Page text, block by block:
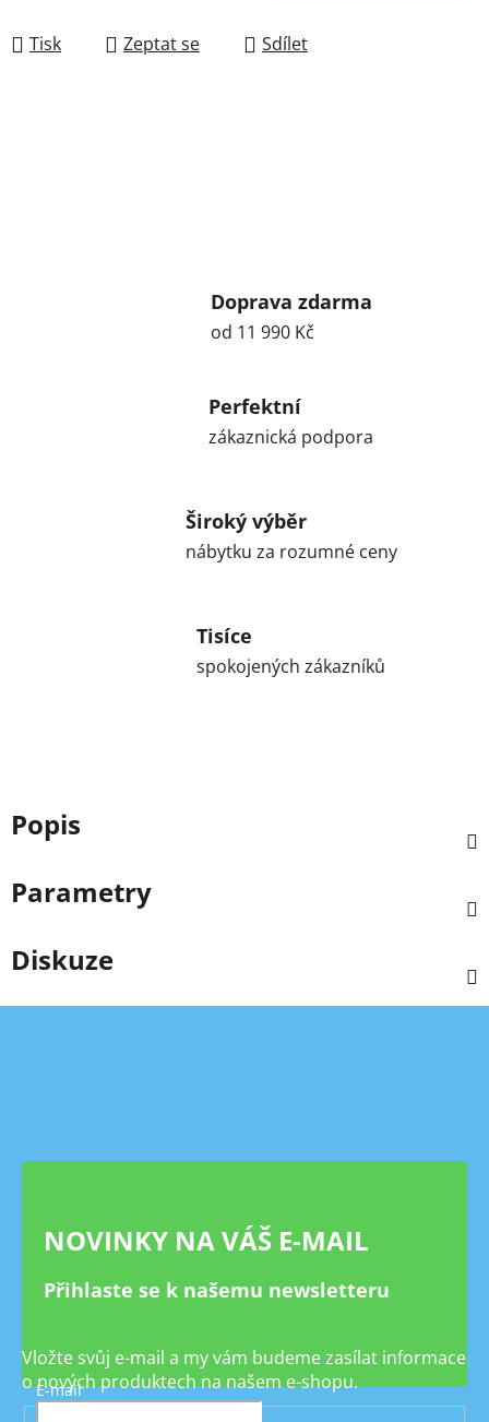
Tisk Zeptat se Sdílet
Doprava zdarma
od 11 990 Kč
Perfektní
zákaznická podpora
Široký výběr
nábytku za rozumné ceny
Tisíce
spokojených zákazníků
Popis
Parametry
Diskuze
Z
NOVINKY NA VÁŠ E-MAIL
Přihlaste se k našemu newsletteru
Vložte svůj e-mail a my vám budeme zasílat informace
o nových produktech na našem e-shopu.
E-mail